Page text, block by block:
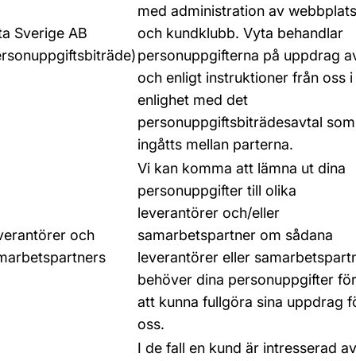
Sverige AB
med administration av webbplats
och kundklubb. Vyta behandlar
personuppgifterna på uppdrag
och enligt instruktioner från oss i
enlighet med det
personuppgiftsbiträdesavtal som
ingåtts mellan parterna.
och
Vi kan komma att lämna ut dina
personuppgifter till olika
leverantörer och/eller
samarbetspartner om sådana
leverantörer eller
behöver dina personuppgifter för
att kunna fullgöra sina uppdrag
oss.
I de fall en kund är intresserad av